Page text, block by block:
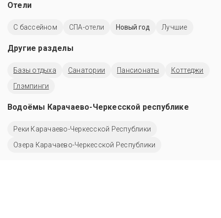
Отели
C бассейном СПА-отели Новый год Лучшие
Другие разделы
Базы отдыха Санатории Пансионаты
Коттеджи
Глэмпинги
Водоёмы Карачаево-Черкесской республике
Реки Карачаево-Черкесской Республики
Озера Карачаево-Черкесской Республики